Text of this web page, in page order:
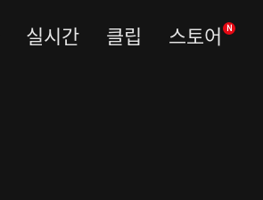
실시간 클립 스토어 N